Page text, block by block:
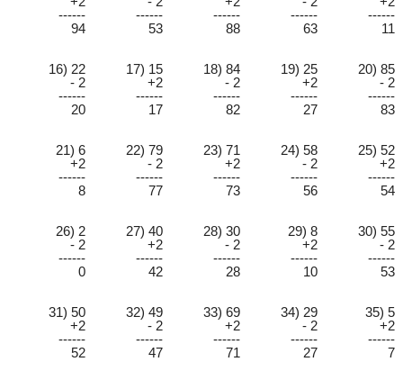
------
------ ------ ------
------
94
53 88 63 11
16) 22 17) 15 18) 84 19) 25
20) 85
- 2
+2 - 2 +2
- 2
------
------ ------ ------
------
20
17 82 27 83
21) 6 22) 79 23) 71 24) 58
25) 52
+2
- 2 +2 - 2
+2
------
------ ------ ------
------
8
77 73 56 54
26) 2 27) 40 28) 30 29) 8
30) 55
- 2
+2 - 2 +2
- 2
------
------ ------ ------
------
0
42 28 10 53
31) 50 32) 49 33) 69 34) 29
35) 5
+2
- 2 +2 - 2
+2
------
------ ------ ------
------
52
47 71 27 7